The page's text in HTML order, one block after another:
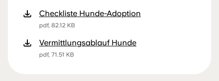
Checkliste Hunde-Adoption
pdf, 82.12 KB
Vermittlungsablauf Hunde
pdf, 71.51 KB